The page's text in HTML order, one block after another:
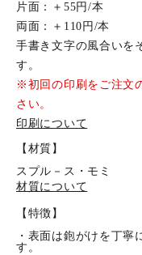
片面：＋55円/本
両面：＋110円/本
手書き文字の風合いを
す。
※初回の印刷をご注文
さい。
印刷について
【材質】
スプル－ス・モミ
材質について
【特徴】
・表面は鉋がけを丁
す。